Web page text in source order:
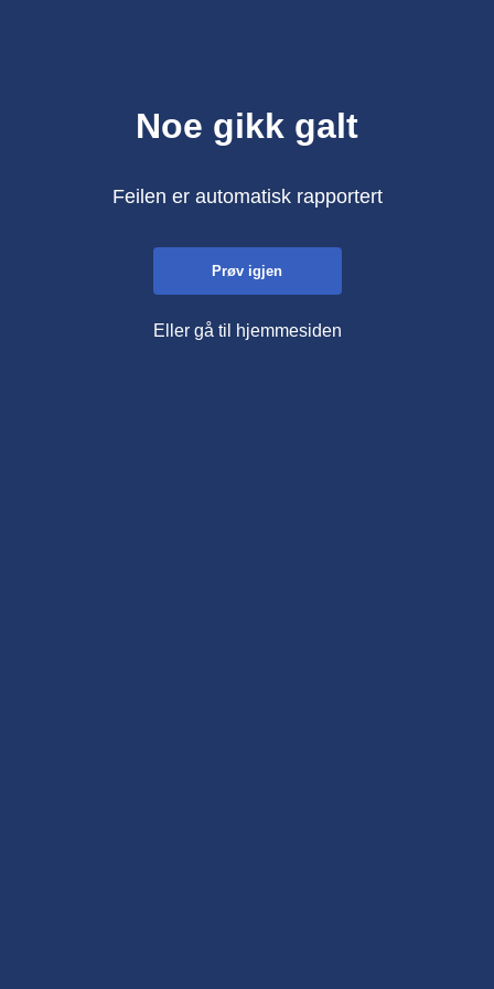
Noe gikk galt
Feilen er automatisk rapportert
Prøv igjen
Eller gå til hjemmesiden